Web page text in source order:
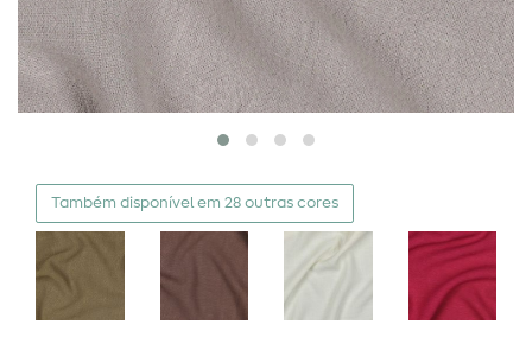
Também disponível em 28 outras cores